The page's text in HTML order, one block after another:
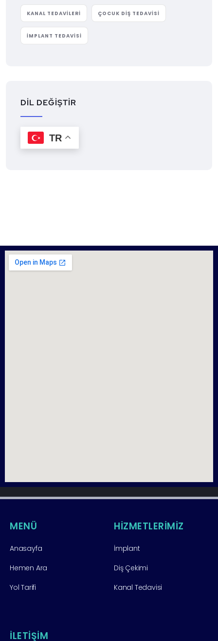
KANAL TEDAVILERI ÇOCUK DIŞ TEDAVISI
İMPLANT TEDAVISI
DİL DEĞİŞTİR
TR
MENÜ
Anasayfa
Hemen Ara
Yol Tarifi
HİZMETLERİMİZ
İmplant
Diş Çekimi
Kanal Tedavisi
İLETİŞİM